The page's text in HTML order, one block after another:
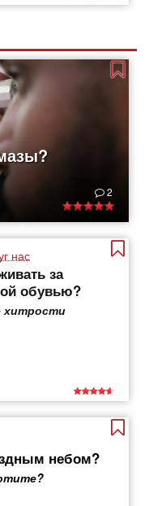
2
нас
за
обувью?
хитрости
небом?